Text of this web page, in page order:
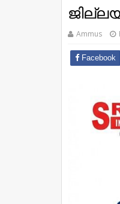
Ammus
Facebook